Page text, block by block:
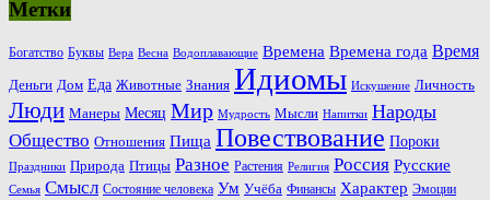
Метки
Богатство Буквы Вера Весна Водоплавающие Времена Времена года Время
Деньги Дом Еда Животные Знания Идиомы Искушение Личность
Люди Манеры Месяц Мир Мудрость Мысли Напитки Народы
Общество Отношения Пища Повествование Пороки
Праздники Природа Птицы Разное Растения Религия Россия Русские
Семья Смысл Состояние человека Ум Учёба Финансы Характер Эмоции